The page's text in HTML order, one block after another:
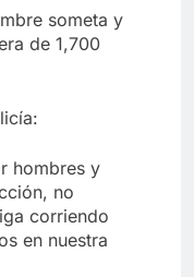
someta y
de 1,700
hombres y
no
corriendo
en nuestra